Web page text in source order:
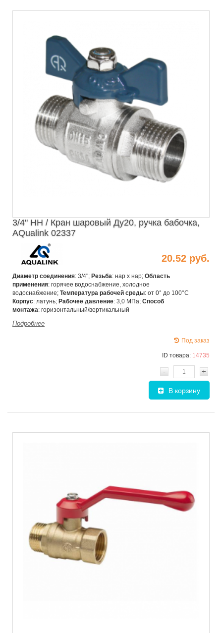
3/4" НН / Кран шаровый Ду20, ручка бабочка,
AQualink 02337
20.52 руб.
Диаметр соединения: 3/4"; Резьба: нар х нар; Область
применения: горячее водоснабжение, холодное
водоснабжение; Температура рабочей среды: от 0° до 100°С
Корпус: латунь; Рабочее давление: 3,0 МПа; Способ
монтажа: горизонтальный/вертикальный
Подробнее
Под заказ
ID товара: 14735
- +
В корзину